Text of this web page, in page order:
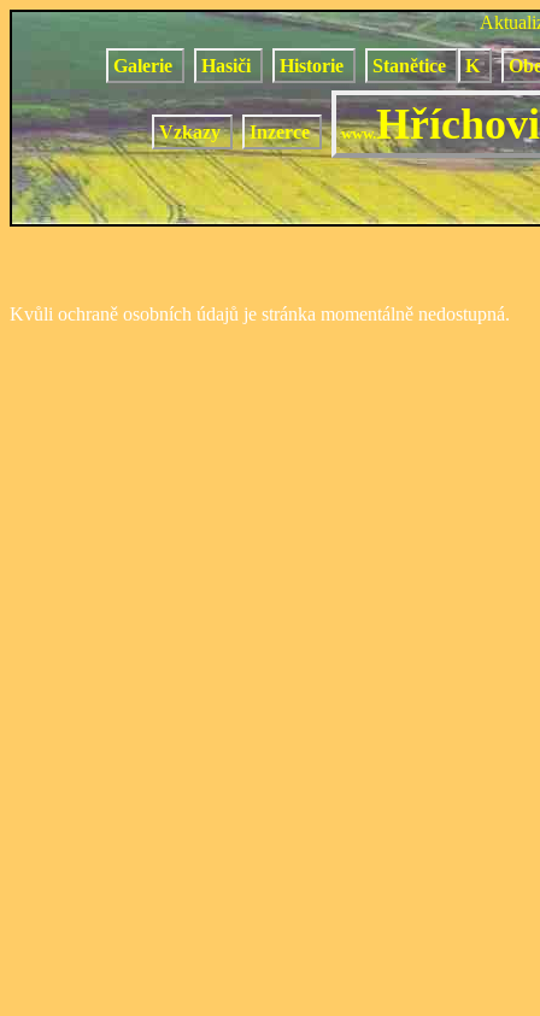
Galerie Hasiči Historie Stanětice K
Vzkazy Inzerce www.
Kvůli ochraně osobních údajů je stránka momentálně nedostupná.